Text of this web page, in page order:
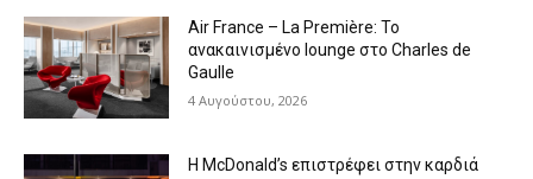
Air France – La Première: Το
ανακαινισμένο lounge στο Charles de
Gaulle
4 Αυγούστου, 2026
Η McDonald’s επιστρέφει στην καρδιά